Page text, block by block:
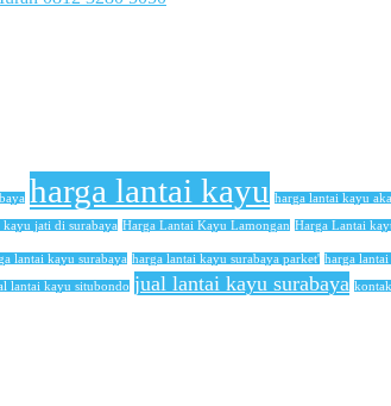
harga lantai kayu harga lantai kayu
kayu jati di surabaya Harga Lantai Kayu Lamongan Harga Lantai
lantai kayu surabaya harga lantai kayu surabaya parket' harga
lantai kayu situbondo jual lantai kayu surabaya